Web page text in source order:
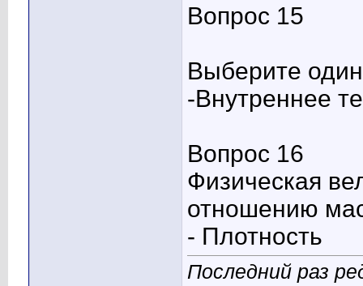
Вопрос 15
Выберите
-Внутреннее
Вопрос 16
Физическая
отношению
- Плотность
Последний раз